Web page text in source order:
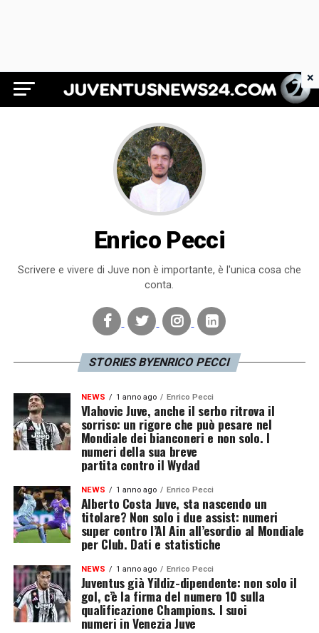
Juventus News 24
Enrico Pecci
Scrivere e vivere di Juve non è importante, è l'unica cosa che
conta.
STORIES BYENRICO PECCI
NEWS 1 anno ago Enrico Pecci
Vlahovic Juve, anche il serbo ritrova il
sorriso: un rigore che può pesare nel
Mondiale dei bianconeri e non solo. I
numeri della sua breve
partita contro il Wydad
NEWS 1 anno ago Enrico Pecci
Alberto Costa Juve, sta nascendo un
titolare? Non solo i due assist: numeri
super contro l’Al Ain all’esordio al Mondiale
per Club. Dati e statistiche
NEWS 1 anno ago Enrico Pecci
Juventus già Yildiz-dipendente: non solo il
gol, c’è la firma del numero 10 sulla
qualificazione Champions. I suoi
numeri in Venezia Juve
×